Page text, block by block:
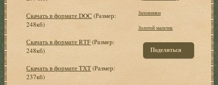
Скачать в формате DOC (Размер:
248кб)
Скачать в формате RTF(Размер:
248кб)
Скачать в формате TXT(Размер:
237кб)
Заложники
Золотой мальчик
Поделиться